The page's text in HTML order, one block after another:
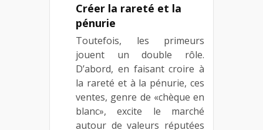
Créer la rareté et la
pénurie
Toutefois, les primeurs
jouent un double rôle.
D’abord, en faisant croire à
la rareté et à la pénurie, ces
ventes, genre de «chèque en
blanc», excite le marché
autour de valeurs réputées